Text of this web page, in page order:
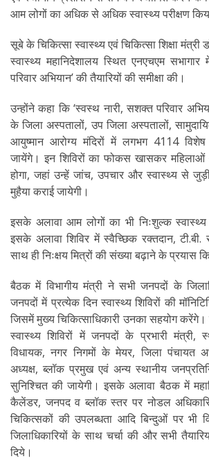
आम लोगों का अधिक से अधिक स्वास्थ्य परीक्षण
सूबे के चिकित्सा स्वास्थ्य एवं चिकित्सा शिक्षा
स्वास्थ्य महानिदेशालय स्थित एनएचएम
परिवार अभियान’ की तैयारियों की समीक्षा की।
उन्होंने कहा कि ‘स्वस्थ नारी, सशक्त परिवार
के जिला अस्पतालों, उप जिला अस्पतालों,
आयुष्मान आरोग्य मंदिरों में लगभग 4114 विशेष
जायेंगे। इन शिविरों का फोकस खासकर
होगा, जहां उन्हें जांच, उपचार और स्वास्थ्य से
मुहैया कराई जायेगी।
इसके अलावा आम लोगों का भी निःशुल्क स्वास्थ्य
इसके अलावा शिविर में स्वैच्छिक रक्तदान, टी.बी.
साथ ही निःक्षय मित्रों की संख्या बढ़ाने के प्रयास
बैठक में विभागीय मंत्री ने सभी जनपदों के
जनपदों में प्रत्येक दिन स्वास्थ्य शिविरों की
जिसमें मुख्य चिकित्साधिकारी उनका सहयोग करेंगे।
स्वास्थ्य शिविरों में जनपदों के प्रभारी मंत्री,
विधायक, नगर निगमों के मेयर, जिला पंचायत
अध्यक्ष, ब्लॉक प्रमुख एवं अन्य स्थानीय
सुनिश्चित की जायेगी। इसके अलावा बैठक में
कैलेंडर, जनपद व ब्लॉक स्तर पर नोडल
चिकित्सकों की उपलब्धता आदि बिन्दुओं पर भी
जिलाधिकारियों के साथ चर्चा की और सभी
दिये।